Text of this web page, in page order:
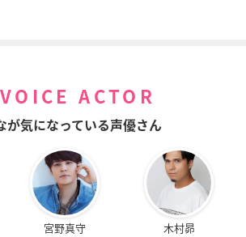
VOICE ACTOR
が気になっている声優さん
宮野真守 木村昴